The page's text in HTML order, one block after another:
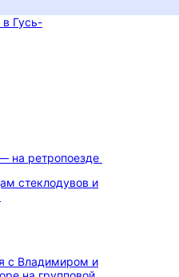
на ретропоезде
стеклодувов и